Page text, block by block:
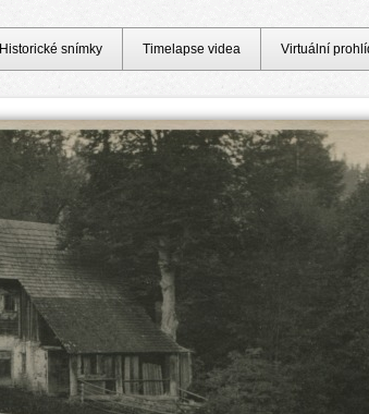
Historické snímky Timelapse videa Virtuální